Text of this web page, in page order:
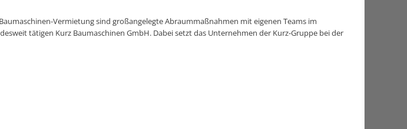
Vermietung sind großangelegte Abraummaßnahmen mit eigenen Teams im
tätigen Kurz Baumaschinen GmbH. Dabei setzt das Unternehmen der Kurz-Gruppe bei der